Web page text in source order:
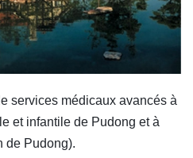
services médicaux avancés à
et infantile de Pudong et à
de Pudong).